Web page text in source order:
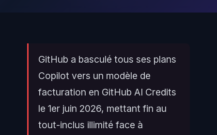
GitHub a basculé tous ses plans
Copilot vers un modèle de
facturation en GitHub AI Credits
le 1er juin 2026, mettant fin au
tout-inclus illimité face à